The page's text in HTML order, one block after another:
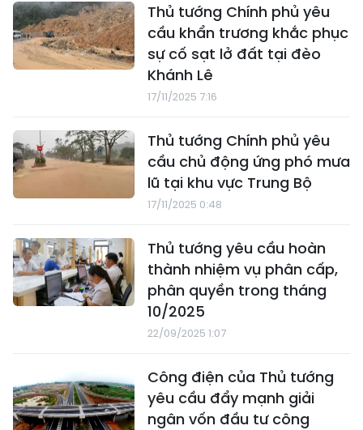
Thủ tướng Chính phủ yêu
cầu khẩn trương khắc phục
sự cố sạt lở đất tại đèo
Khánh Lê
17/11/2025 7:16
Thủ tướng Chính phủ yêu
cầu chủ động ứng phó mưa
lũ tại khu vực Trung Bộ
17/11/2025 0:48
Thủ tướng yêu cầu hoàn
thành nhiệm vụ phân cấp,
phân quyền trong tháng
10/2025
22/09/2025 1:07
Công điện của Thủ tướng
yêu cầu đẩy mạnh giải
ngân vốn đầu tư công